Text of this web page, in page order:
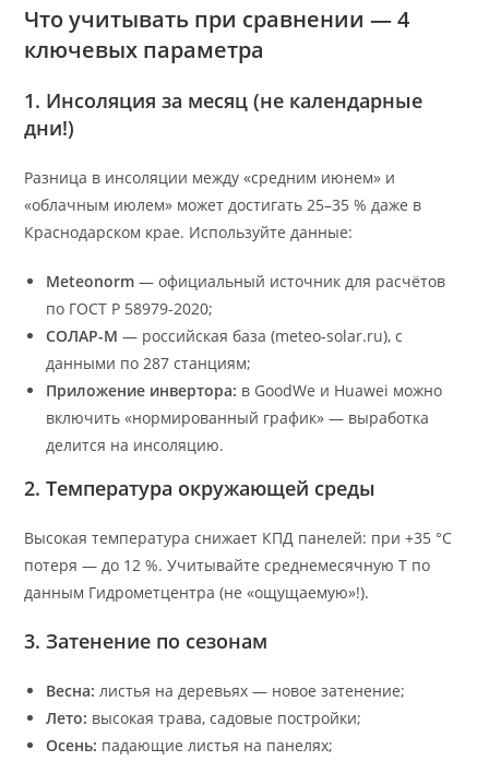
Что учитывать при сравнении — 4
ключевых параметра
1. Инсоляция за месяц (не календарные
дни!)
Разница в инсоляции между «средним июнем» и
«облачным июлем» может достигать 25–35 % даже в
Краснодарском крае. Используйте данные:
Meteonorm — официальный источник для расчётов
по ГОСТ Р 58979-2020;
СОЛАР-М — российская база (meteo-solar.ru), с
данными по 287 станциям;
Приложение инвертора: в GoodWe и Huawei можно
включить «нормированный график» — выработка
делится на инсоляцию.
2. Температура окружающей среды
Высокая температура снижает КПД панелей: при +35 °C
потеря — до 12 %. Учитывайте среднемесячную T по
данным Гидрометцентра (не «ощущаемую»!).
3. Затенение по сезонам
Весна: листья на деревьях — новое затенение;
Лето: высокая трава, садовые постройки;
Осень: падающие листья на панелях;